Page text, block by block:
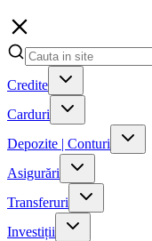
Credite
Carduri
Depozite | Conturi
Asigurări
Transferuri
Investiții